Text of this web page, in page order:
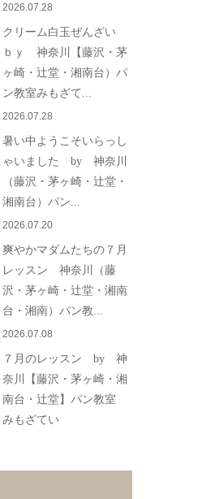
2026.07.28
クリーム白玉ぜんざい
ｂｙ 神奈川【藤沢・茅
ヶ崎・辻堂・湘南台）パ
ン教室みもざて...
2026.07.28
暑い中ようこそいらっし
ゃいました by 神奈川
（藤沢・茅ヶ崎・辻堂・
湘南台）パン...
2026.07.20
爽やかマダムたちの７月
レッスン 神奈川（藤
沢・茅ヶ崎・辻堂・湘南
台・湘南）パン教...
2026.07.08
７月のレッスン by 神
奈川【藤沢・茅ヶ崎・湘
南台・辻堂】パン教室
みもざてい